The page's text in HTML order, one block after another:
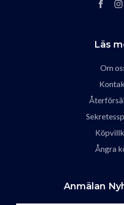
Läs
Om
Ångra
Anmälan